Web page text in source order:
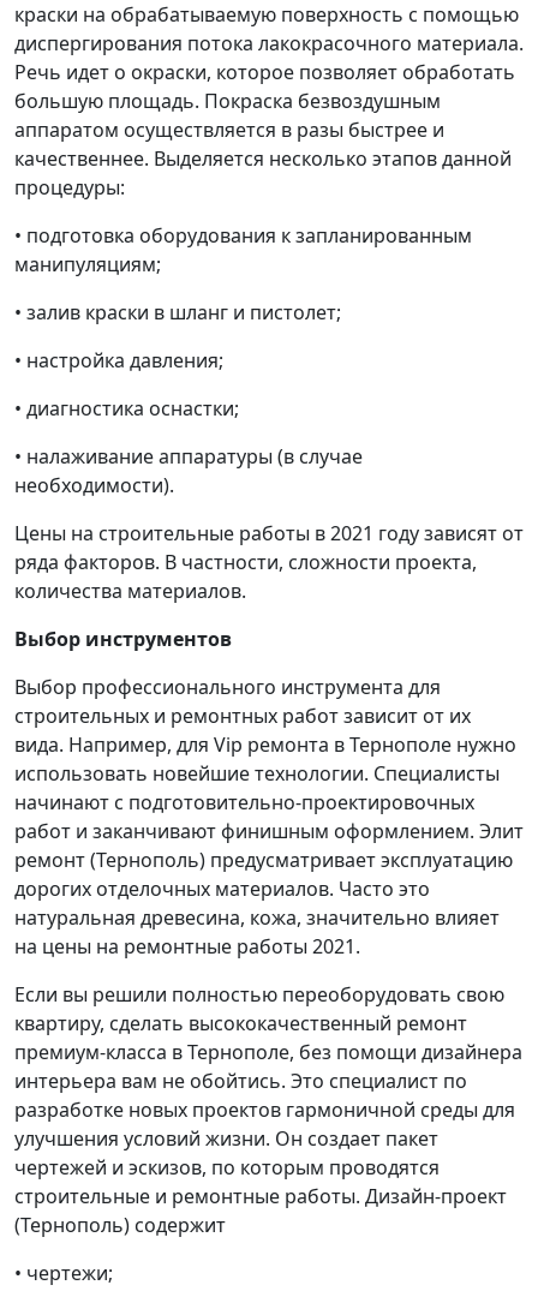
краски на обрабатываемую поверхность с помощью
диспергирования потока лакокрасочного материала.
Речь идет о окраски, которое позволяет обработать
большую площадь. Покраска безвоздушным
аппаратом осуществляется в разы быстрее и
качественнее. Выделяется несколько этапов данной
процедуры:
• подготовка оборудования к запланированным
манипуляциям;
• залив краски в шланг и пистолет;
• настройка давления;
• диагностика оснастки;
• налаживание аппаратуры (в случае
необходимости).
Цены на строительные работы в 2021 году зависят от
ряда факторов. В частности, сложности проекта,
количества материалов.
Выбор инструментов
Выбор профессионального инструмента для
строительных и ремонтных работ зависит от их
вида. Например, для Vip ремонта в Тернополе нужно
использовать новейшие технологии. Специалисты
начинают с подготовительно-проектировочных
работ и заканчивают финишным оформлением. Элит
ремонт (Тернополь) предусматривает эксплуатацию
дорогих отделочных материалов. Часто это
натуральная древесина, кожа, значительно влияет
на цены на ремонтные работы 2021.
Если вы решили полностью переоборудовать свою
квартиру, сделать высококачественный ремонт
премиум-класса в Тернополе, без помощи дизайнера
интерьера вам не обойтись. Это специалист по
разработке новых проектов гармоничной среды для
улучшения условий жизни. Он создает пакет
чертежей и эскизов, по которым проводятся
строительные и ремонтные работы. Дизайн-проект
(Тернополь) содержит
• чертежи;